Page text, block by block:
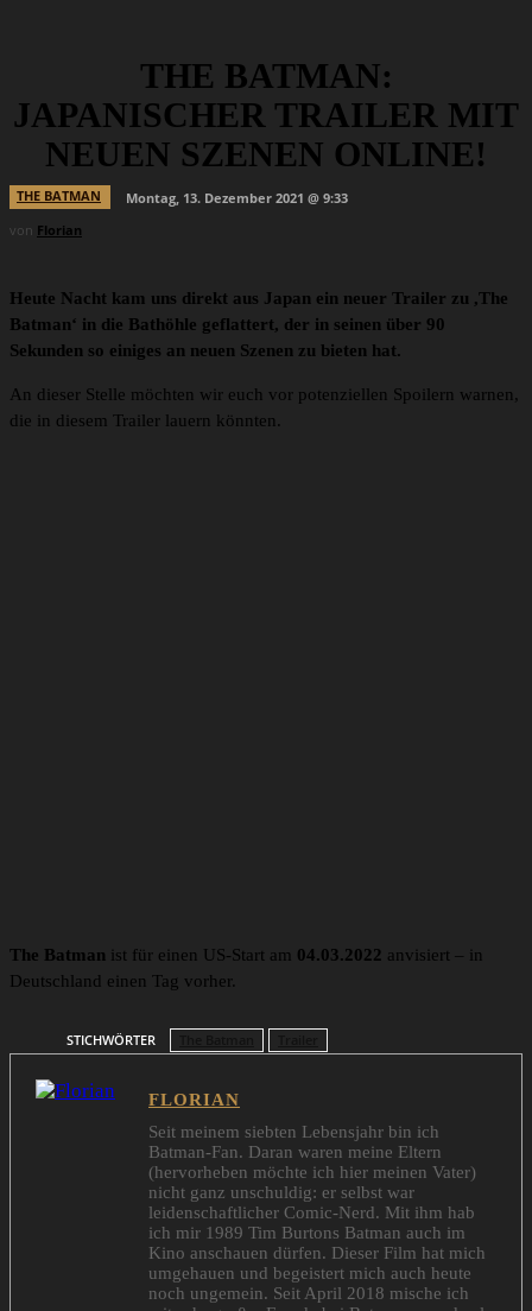
THE BATMAN:
JAPANISCHER TRAILER MIT
NEUEN SZENEN ONLINE!
THE BATMAN
Montag, 13. Dezember 2021 @ 9:33
von Florian
Heute Nacht kam uns direkt aus Japan ein neuer Trailer zu ,The
Batman‘ in die Bathöhle geflattert, der in seinen über 90
Sekunden so einiges an neuen Szenen zu bieten hat.
An dieser Stelle möchten wir euch vor potenziellen Spoilern warnen,
die in diesem Trailer lauern könnten.
The Batman ist für einen US-Start am 04.03.2022 anvisiert – in
Deutschland einen Tag vorher.
STICHWÖRTER
FLORIAN
Seit meinem siebten Lebensjahr bin ich
Batman-Fan. Daran waren meine Eltern
(hervorheben möchte ich hier meinen Vater)
nicht ganz unschuldig: er selbst war
leidenschaftlicher Comic-Nerd. Mit ihm hab
ich mir 1989 Tim Burtons Batman auch im
Kino anschauen dürfen. Dieser Film hat mich
umgehauen und begeistert mich auch heute
noch ungemein. Seit April 2018 mische ich